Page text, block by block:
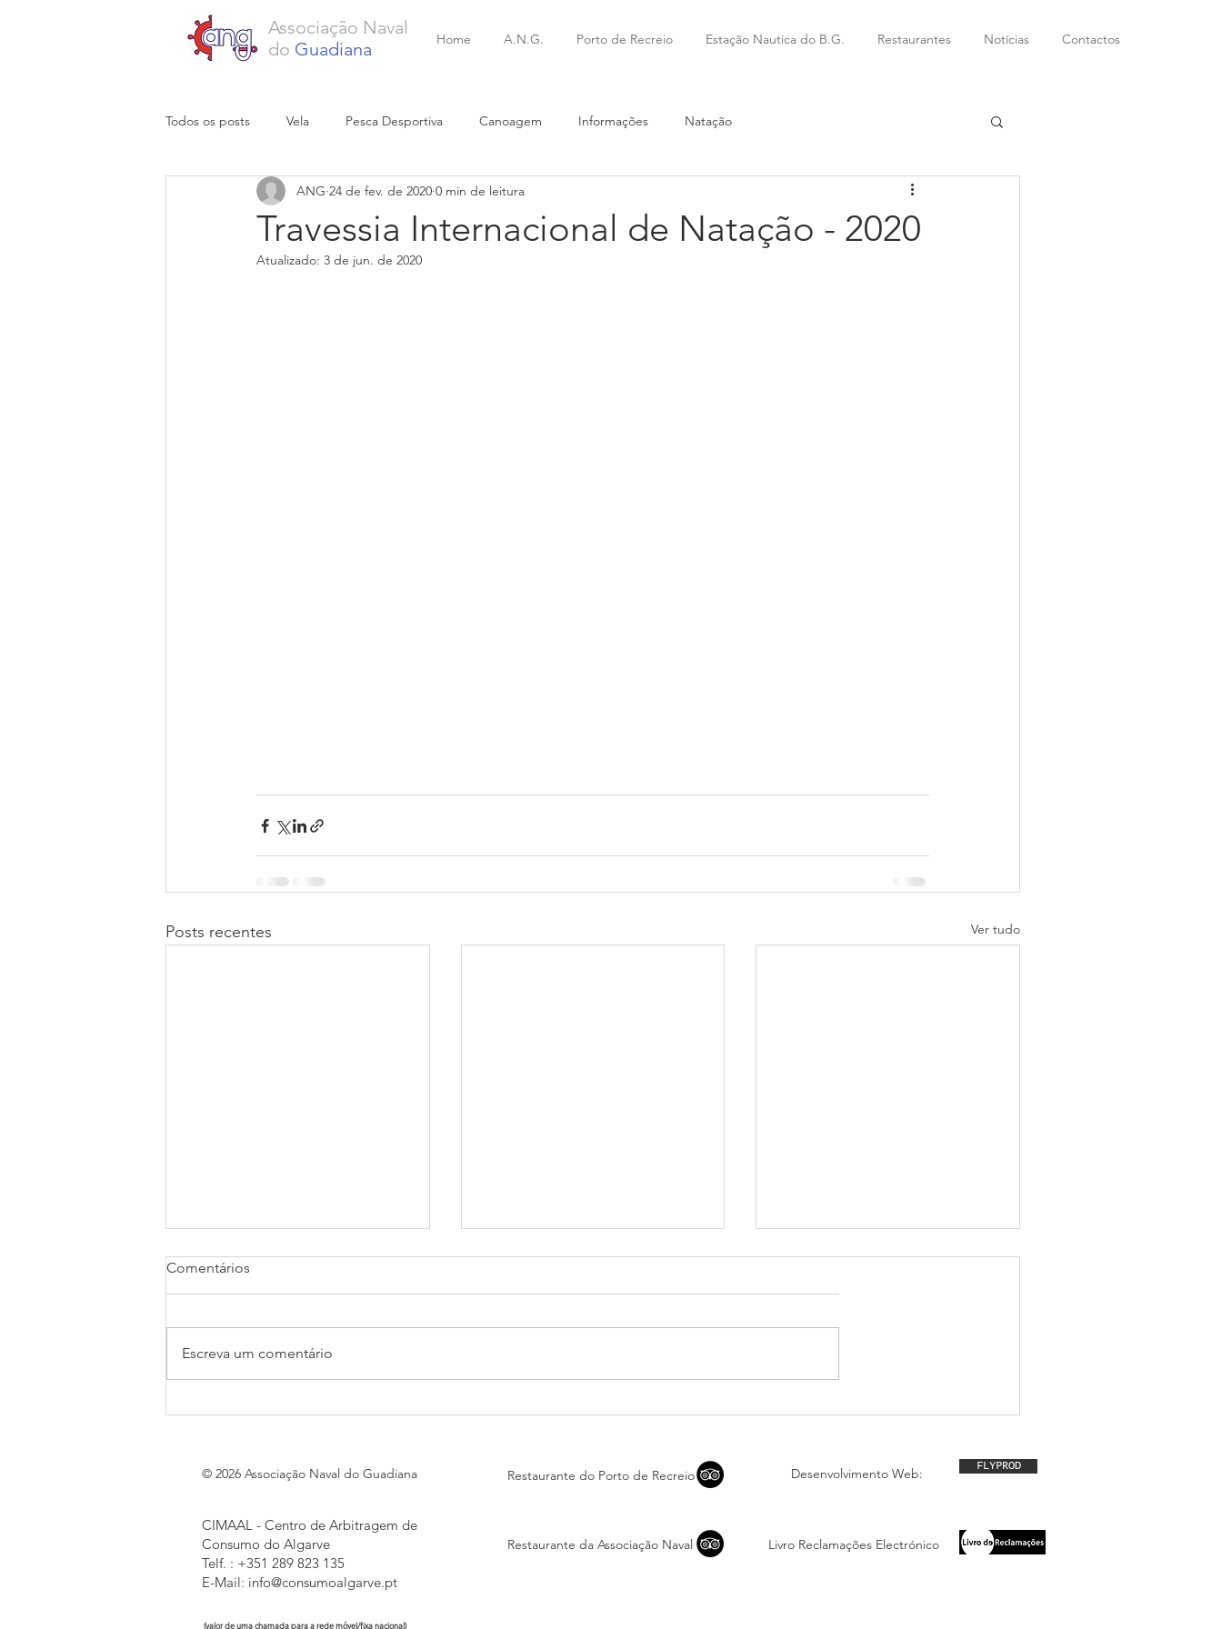
Associação Naval
do Guadiana Home A.N.G. Porto de Recreio Estação Nautica do B.G. Restaurantes Notícias Contactos
Todos os posts Vela Pesca Desportiva Canoagem Informações Natação
Travessia Internacional de Natação - 2020
ANG 24 de fev. de 2020 0 min de leitura
Atualizado: 3 de jun. de 2020
Posts recentes Ver tudo
imprensa regional
Comentários
Escreva um comentário
© 2026 Associação Naval do Guadiana Restaurante do Porto de Recreio Desenvolvimento Web: FLYPROD
CIMAAL - Centro de Arbitragem de
Consumo do Algarve
Telf. : +351 289 823 135
E-Mail: info@consumoalgarve.pt
Restaurante da Associação Naval Livro Reclamações Electrónico
(valor de uma chamada para a rede móvel/fixa nacional)